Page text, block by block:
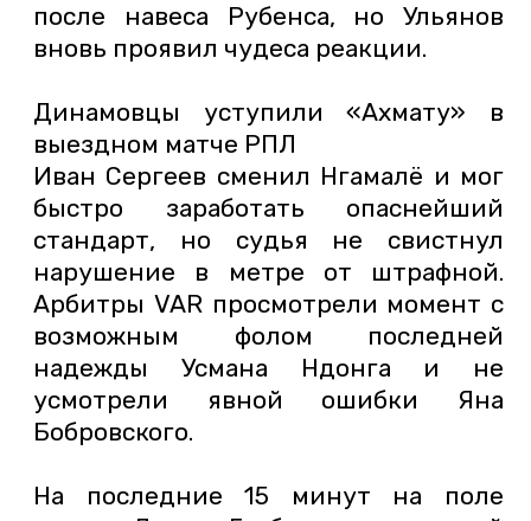
после навеса Рубенса, но Ульянов
вновь проявил чудеса реакции.
Динамовцы уступили «Ахмату» в
выездном матче РПЛ
Иван Сергеев сменил Нгамалё и мог
быстро заработать опаснейший
стандарт, но судья не свистнул
нарушение в метре от штрафной.
Арбитры VAR просмотрели момент с
возможным фолом последней
надежды Усмана Ндонга и не
усмотрели явной ошибки Яна
Бобровского.
На последние 15 минут на поле